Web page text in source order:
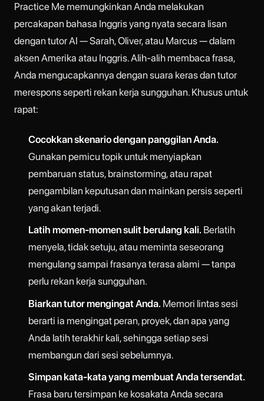
Practice Me memungkinkan Anda melakukan
percakapan bahasa Inggris yang nyata secara lisan
dengan tutor AI — Sarah, Oliver, atau Marcus — dalam
aksen Amerika atau Inggris. Alih-alih membaca frasa,
Anda mengucapkannya dengan suara keras dan tutor
merespons seperti rekan kerja sungguhan. Khusus untuk
rapat:
Cocokkan skenario dengan panggilan Anda.
Gunakan pemicu topik untuk menyiapkan
pembaruan status, brainstorming, atau rapat
pengambilan keputusan dan mainkan persis seperti
yang akan terjadi.
Latih momen-momen sulit berulang kali. Berlatih
menyela, tidak setuju, atau meminta seseorang
mengulang sampai frasanya terasa alami — tanpa
perlu rekan kerja sungguhan.
Biarkan tutor mengingat Anda. Memori lintas sesi
berarti ia mengingat peran, proyek, dan apa yang
Anda latih terakhir kali, sehingga setiap sesi
membangun dari sesi sebelumnya.
Simpan kata-kata yang membuat Anda tersendat.
Frasa baru tersimpan ke kosakata Anda secara